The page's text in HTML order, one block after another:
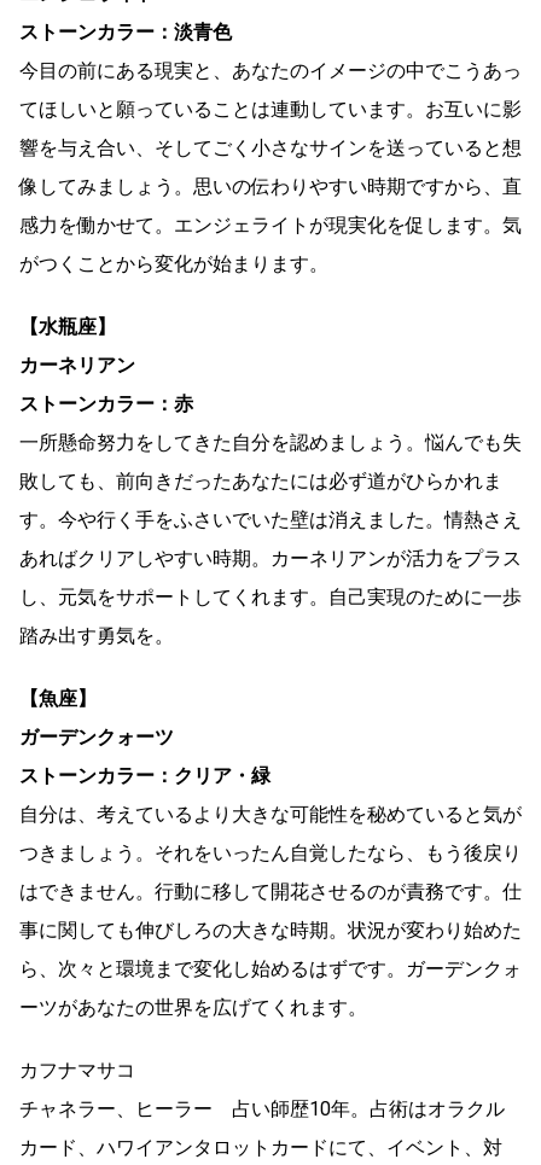
ストーンカラー：淡青色
今目の前にある現実と、あなたのイメージの中でこうあっ
てほしいと願っていることは連動しています。お互いに影
響を与え合い、そしてごく小さなサインを送っていると想
像してみましょう。思いの伝わりやすい時期ですから、直
感力を働かせて。エンジェライトが現実化を促します。気
がつくことから変化が始まります。
【水瓶座】
カーネリアン
ストーンカラー：赤
一所懸命努力をしてきた自分を認めましょう。悩んでも失
敗しても、前向きだったあなたには必ず道がひらかれま
す。今や行く手をふさいでいた壁は消えました。情熱さえ
あればクリアしやすい時期。カーネリアンが活力をプラス
し、元気をサポートしてくれます。自己実現のために一歩
踏み出す勇気を。
【魚座】
ガーデンクォーツ
ストーンカラー：クリア・緑
自分は、考えているより大きな可能性を秘めていると気が
つきましょう。それをいったん自覚したなら、もう後戻り
はできません。行動に移して開花させるのが責務です。仕
事に関しても伸びしろの大きな時期。状況が変わり始めた
ら、次々と環境まで変化し始めるはずです。ガーデンクォ
ーツがあなたの世界を広げてくれます。
カフナマサコ
チャネラー、ヒーラー 占い師歴10年。占術はオラクル
カード、ハワイアンタロットカードにて、イベント、対